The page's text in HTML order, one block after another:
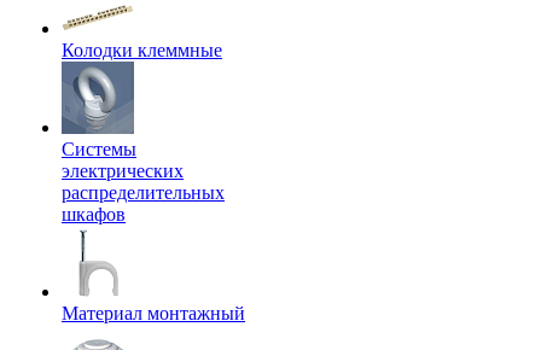
Колодки клеммные
Системы
электрических
распределительных
шкафов
Материал монтажный